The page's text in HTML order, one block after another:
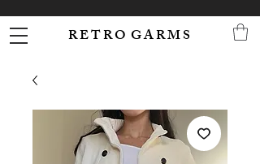
R E T R O G A R M S